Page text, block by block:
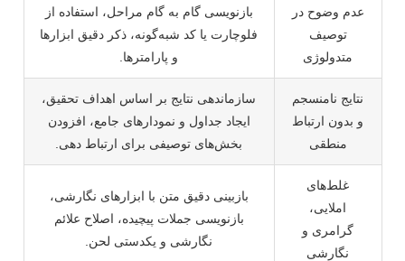
عدم وضوح در
توصیف
متدولوژی
بازنویسی گام به گام مراحل، استفاده از
فلوچارت یا کد شبه‌گونه، ذکر دقیق ابزارها
و پارامترها.
نتایج نامنسجم
و بدون ارتباط
منطقی
سازماندهی نتایج بر اساس اهداف تحقیق،
ایجاد جداول و نمودارهای جامع، افزودن
بخش‌های توصیفی برای ارتباط دهی.
غلط‌های
املایی،
گرامری و
نگارشی
بازبینی دقیق متن با ابزارهای نگارشی،
بازنویسی جملات پیچیده، اصلاح علائم
نگارشی و یکدستی لحن.